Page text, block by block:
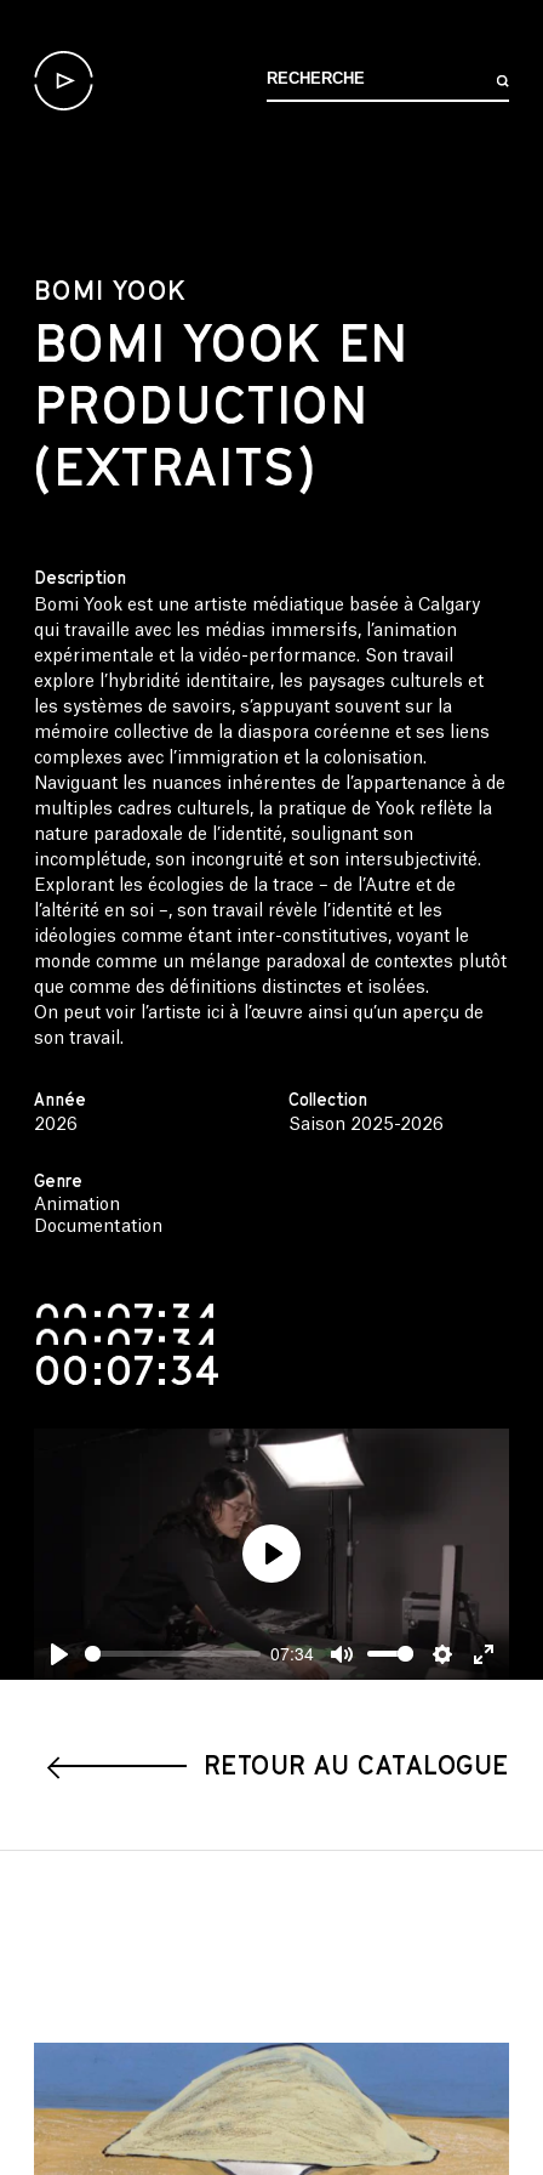
BOMI YOOK
BOMI YOOK EN
PRODUCTION
(EXTRAITS)
Description
Bomi Yook est une artiste médiatique basée à Calgary
qui travaille avec les médias immersifs, l’animation
expérimentale et la vidéo-performance. Son travail
explore l’hybridité identitaire, les paysages culturels et
les systèmes de savoirs, s’appuyant souvent sur la
mémoire collective de la diaspora coréenne et ses liens
complexes avec l’immigration et la colonisation.
Naviguant les nuances inhérentes de l’appartenance à de
multiples cadres culturels, la pratique de Yook reflète la
nature paradoxale de l’identité, soulignant son
incomplétude, son incongruité et son intersubjectivité.
Explorant les écologies de la trace – de l’Autre et de
l’altérité en soi –, son travail révèle l’identité et les
idéologies comme étant inter-constitutives, voyant le
monde comme un mélange paradoxal de contextes plutôt
que comme des définitions distinctes et isolées.
On peut voir l’artiste ici à l’œuvre ainsi qu’un aperçu de
son travail.
Année
2026
Genre
Animation
Documentation
Collection
Saison 2025-2026
00:07:34
00:07:34
00:07:34
Play
07:34
Mute
SettingsEnter
Play
RETOUR AU CATALOGUE